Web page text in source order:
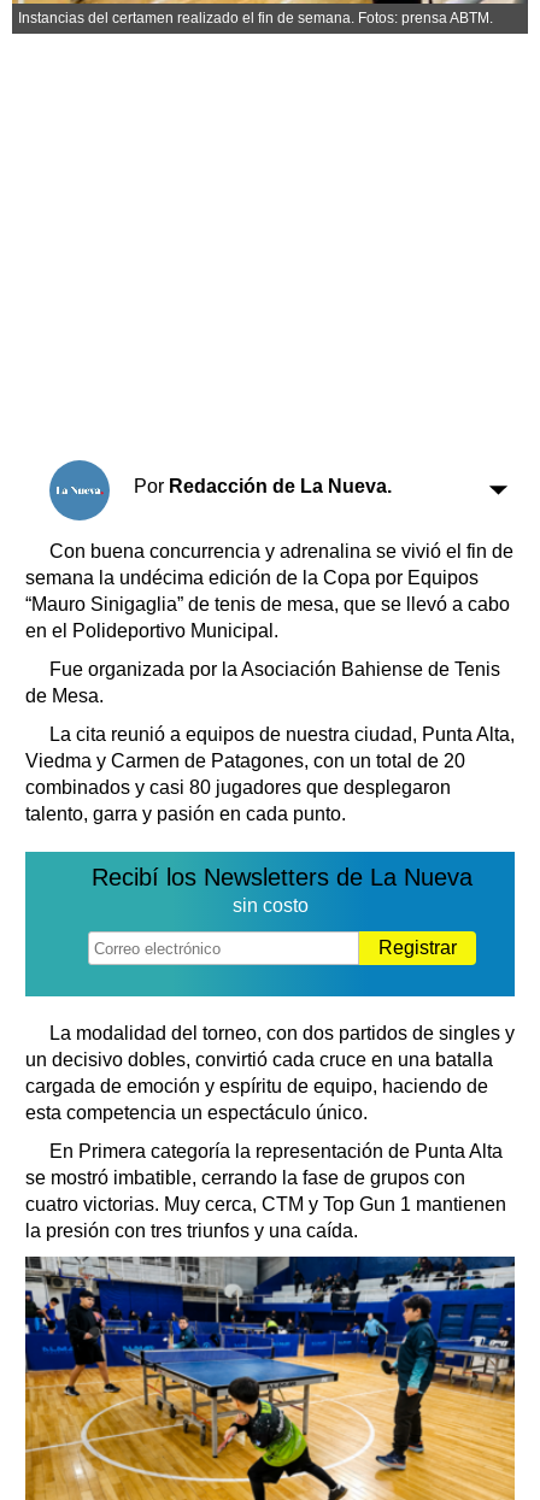
El tiempo
Instancias del certamen realizado el fin de semana. Fotos: prensa ABTM.
Por Redacción de La Nueva.
Con buena concurrencia y adrenalina se vivió el fin de
semana la undécima edición de la Copa por Equipos
“Mauro Sinigaglia” de tenis de mesa, que se llevó a cabo
en el Polideportivo Municipal.
Fue organizada por la Asociación Bahiense de Tenis
de Mesa.
La cita reunió a equipos de nuestra ciudad, Punta Alta,
Viedma y Carmen de Patagones, con un total de 20
combinados y casi 80 jugadores que desplegaron
talento, garra y pasión en cada punto.
Recibí los Newsletters de La Nueva
sin costo
Registrar
La modalidad del torneo, con dos partidos de singles y
un decisivo dobles, convirtió cada cruce en una batalla
cargada de emoción y espíritu de equipo, haciendo de
esta competencia un espectáculo único.
En Primera categoría la representación de Punta Alta
se mostró imbatible, cerrando la fase de grupos con
cuatro victorias. Muy cerca, CTM y Top Gun 1 mantienen
la presión con tres triunfos y una caída.